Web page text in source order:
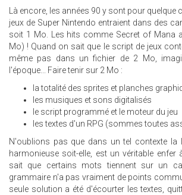
Là encore, les années 90 y sont pour quelque
jeux de Super Nintendo entraient dans des
soit 1 Mo. Les hits comme Secret of Mana
Mo) ! Quand on sait que le script de jeux
même pas dans un fichier de 2 Mo,
l'époque... Faire tenir sur 2 Mo :
la totalité des sprites et planches
les musiques et sons digitalisés
le script programmé et le moteur du jeu
les textes d'un RPG (sommes toutes
N'oublions pas que dans un tel contexte la
harmonieuse soit-elle, est un véritable enfer
sait que certains mots tiennent sur un
grammaire n'a pas vraiment de points
seule solution a été d'écourter les textes,